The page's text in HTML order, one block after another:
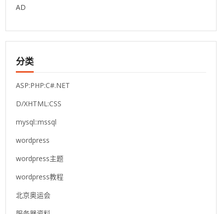
AD
分类
ASP:PHP:C#.NET
D/XHTML:CSS
mysql::mssql
wordpress
wordpress主题
wordpress教程
北京奥运会